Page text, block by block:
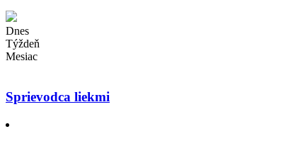
Dnes
Týždeň
Mesiac
Sprievodca liekmi